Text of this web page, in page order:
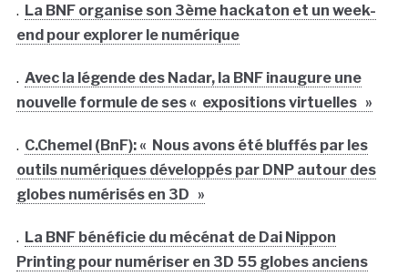
. La BNF organise son 3ème hackaton et un week-
end pour explorer le numérique
. Avec la légende des Nadar, la BNF inaugure une
nouvelle formule de ses « expositions virtuelles »
. C.Chemel (BnF): « Nous avons été bluffés par les
outils numériques développés par DNP autour des
globes numérisés en 3D »
. La BNF bénéficie du mécénat de Dai Nippon
Printing pour numériser en 3D 55 globes anciens